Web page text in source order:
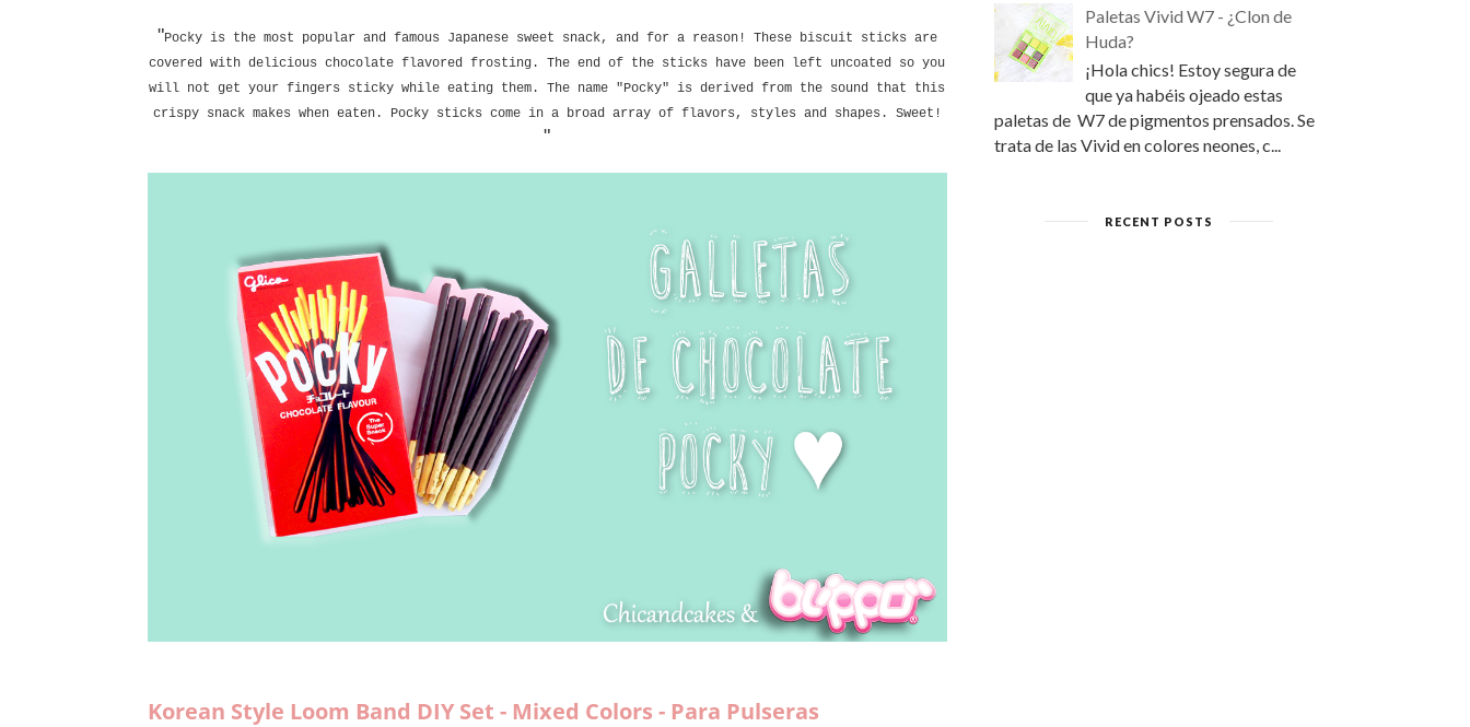
"Pocky is the most popular and famous Japanese sweet snack, and for a reason! These biscuit sticks are
covered with delicious chocolate flavored frosting. The end of the sticks have been left uncoated so you
will not get your fingers sticky while eating them. The name "Pocky" is derived from the sound that this
crispy snack makes when eaten. Pocky sticks come in a broad array of flavors, styles and shapes. Sweet!
"
Korean Style Loom Band DIY Set - Mixed Colors - Para Pulseras
Paletas Vivid W7 - ¿Clon de
Huda?
¡Hola chics! Estoy segura de
que ya habéis ojeado estas
paletas de W7 de pigmentos prensados. Se
trata de las Vivid en colores neones, c...
RECENT POSTS